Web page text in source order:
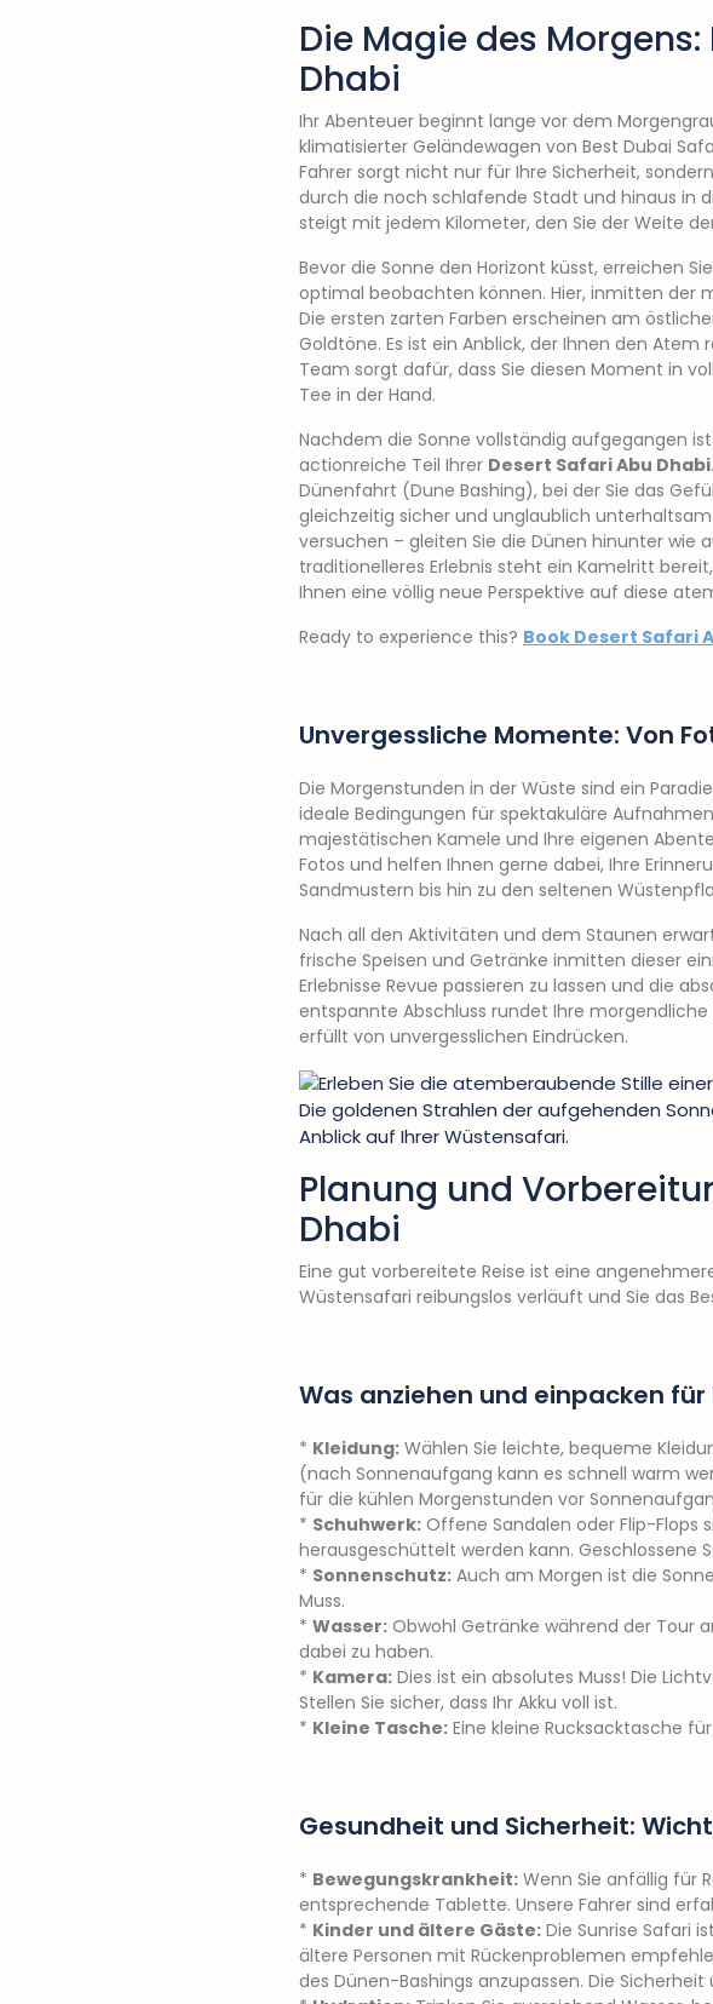
Die Magie des
Dhabi
Ihr Abenteuer beginnt lange vor dem
klimatisierter Geländewagen von Best Dubai
Fahrer sorgt nicht nur für Ihre Sicherheit,
durch die noch schlafende Stadt und hinaus in
steigt mit jedem Kilometer, den Sie der Weite
Bevor die Sonne den Horizont küsst, erreichen
optimal beobachten können. Hier, inmitten der
Die ersten zarten Farben erscheinen am
Goldtöne. Es ist ein Anblick, der Ihnen den
Team sorgt dafür, dass Sie diesen Moment in
Tee in der Hand.
Nachdem die Sonne vollständig aufgegangen
actionreiche Teil Ihrer Desert Safari Abu Dhabi
Dünenfahrt (Dune Bashing), bei der Sie das
gleichzeitig sicher und unglaublich
versuchen – gleiten Sie die Dünen hinunter wie
traditionelleres Erlebnis steht ein Kamelritt
Ihnen eine völlig neue Perspektive auf diese
Ready to experience this? Book Desert Safari
Unvergessliche Momente: Von
Die Morgenstunden in der Wüste sind ein
ideale Bedingungen für spektakuläre
majestätischen Kamele und Ihre eigenen
Fotos und helfen Ihnen gerne dabei, Ihre
Sandmustern bis hin zu den seltenen
Nach all den Aktivitäten und dem Staunen
frische Speisen und Getränke inmitten dieser
Erlebnisse Revue passieren zu lassen und die
entspannte Abschluss rundet Ihre morgendliche
erfüllt von unvergesslichen Eindrücken.
Die goldenen Strahlen der aufgehenden
Anblick auf Ihrer Wüstensafari.
Planung und
Dhabi
Eine gut vorbereitete Reise ist eine
Wüstensafari reibungslos verläuft und Sie das
Was anziehen und einpacken
* Kleidung: Wählen Sie leichte, bequeme
(nach Sonnenaufgang kann es schnell warm
für die kühlen Morgenstunden vor
* Schuhwerk: Offene Sandalen oder Flip-Flops
herausgeschüttelt werden kann. Geschlossene
* Sonnenschutz: Auch am Morgen ist die
Muss.
* Wasser: Obwohl Getränke während der Tour
dabei zu haben.
* Kamera: Dies ist ein absolutes Muss! Die
Stellen Sie sicher, dass Ihr Akku voll ist.
* Kleine Tasche: Eine kleine Rucksacktasche
Gesundheit und Sicherheit:
* Bewegungskrankheit: Wenn Sie anfällig für
entsprechende Tablette. Unsere Fahrer sind
* Kinder und ältere Gäste: Die Sunrise Safari
ältere Personen mit Rückenproblemen
des Dünen-Bashings anzupassen. Die